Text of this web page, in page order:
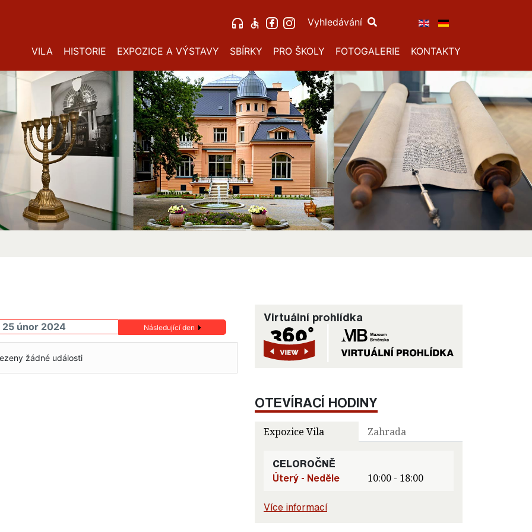
Vyhledávání
VILA HISTORIE EXPOZICE A VÝSTAVY SBÍRKY PRO ŠKOLY FOTOGALERIE KONTAKTY
25 únor 2024 Následující den
žádné události
Virtuální prohlídka
OTEVÍRACÍ HODINY
Expozice Vila Zahrada
CELOROČNĚ
Úterý - Neděle
10:00 - 18:00
Více informací